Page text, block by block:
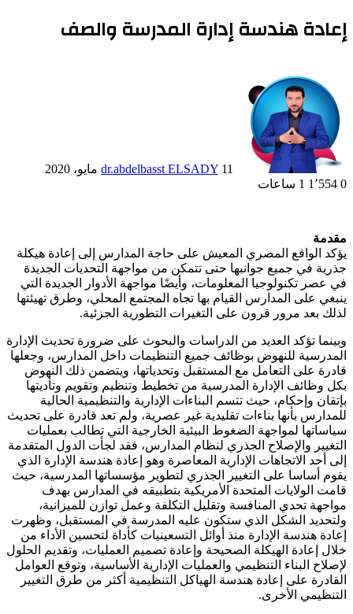
إعادة هندسة إدارة المدرسة والصف
dr.abdelbasst ELSADY 11 مايو، 2020
0
1 ساعات
مقدمة
يؤكد الواقع المصري المعيش على حاجة المدارس إلى إعادة هيكلة
جذرية في جميع جوانبها حتى تتمكن من مواجهة التحديات الجديدة
في عصر تكنولوجيا المعلومات، وأيضًا مواجهة الأدوار الجديدة التي
ينبغي على المدارس القيام بها تجاه المجتمع المحلي، وطرق تهيئتها
لذلك بعد مرور قرون على التغيرات التطورية الجزئية.
وبينما تؤكد العديد من الدراسات والبحوث على ضرورة تحديث الإدارة
المدرسية للنهوض بوظائف جميع التنظيمات داخل المدارس، وجعلها
قادرة على التعامل مع المستقبل وتحدياتها، ويتضمن ذلك النهوض
بكل وظائف الإدارة المدرسية من تخطيط وتنظيم وتقويم وتأديتها
بإتقان وإحكام، حيث تتسم البناءات الإدارية والتنظيمية الحالية
للمدارس بأنها بناءات تقليدية غير عصرية، ولم تعد قادرة على تحديث
سياساتها لمواجهة الضغوط البيئية الخارجية التي تطالب بعمليات
التغيير والإصلاح الجذري لنظام المدارس، فقد لجأت الدول المتقدمة
إلى أحد الاتجاهات الإدارية المعاصرة وهو إعادة هندسة الإدارة الذي
يقوم أساسا على التغيير الجذري لتطوير مؤسساتها المدرسية، حيث
قامت الولايات المتحدة الأمريكية بتطبيقه في المدارس بهدف
مواجهة تحدي المنافسة وتقليل التكلفة وعمل توازن للميزانية،
ولتحديد الشكل الذي ستكون عليه المدرسة في المستقبل، وظهرت
إعادة هندسة الإدارة منذ أوائل التسعينيات كأداة لتحسين الأداء من
خلال إعادة الهيكلة الصحيحة وإعادة تصميم العمليات، وتقديم الحلول
لإصلاح البناء التنظيمي والعمليات الإدارية الأساسية، وتوقع العوامل
القادرة على إعادة هندسة الهياكل التنظيمية أكثر من طرق التغيير
التنظيمي الأخرى.